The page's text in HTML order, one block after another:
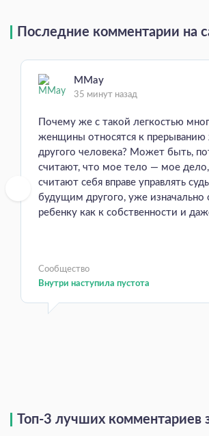
Последние комментарии на
MMay
35 минут назад
Почему же с такой легкостью
женщины относятся к прерыванию
другого человека? Может быть,
считают, что мое тело — мое дело,
считают себя вправе управлять
будущим другого, уже изначально
ребенку как к собственности и
Сообщество
Внутри наступила пустота
Топ-3 лучших комментариев